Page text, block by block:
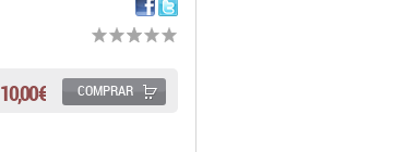
10,00 € COMPRAR